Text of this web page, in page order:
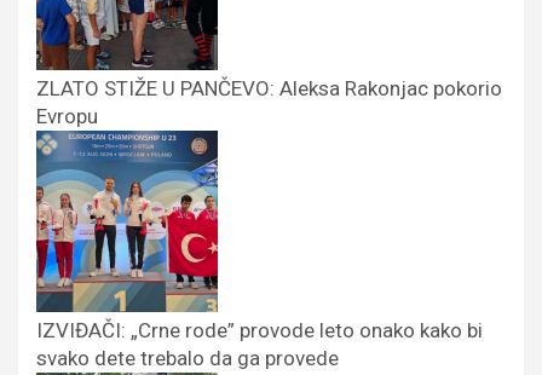
ZLATO STIŽE U PANČEVO: Aleksa Rakonjac pokorio
Evropu
IZVIĐAČI: „Crne rode” provode leto onako kako bi
svako dete trebalo da ga provede